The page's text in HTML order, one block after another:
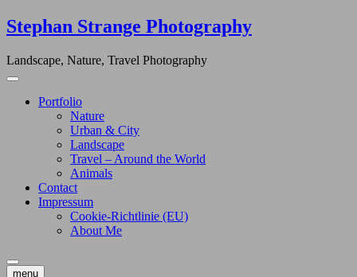
Skip
to
Stephan Strange Photography
Landscape, Nature, Travel Photography
Portfolio
Nature
Urban & City
Landscape
Travel – Around the World
Animals
Contact
Impressum
Cookie-Richtlinie (EU)
About Me
menu